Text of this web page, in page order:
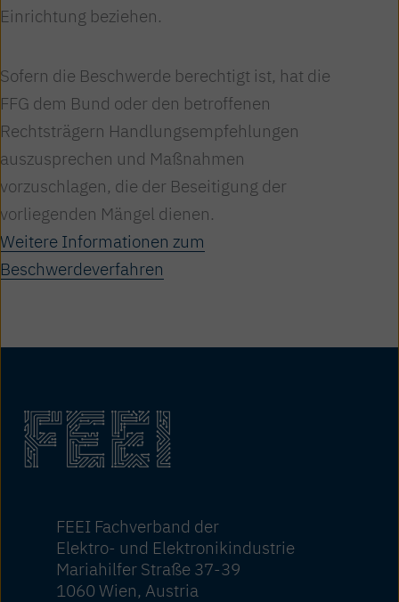
Einrichtung beziehen.
Sofern die Beschwerde berechtigt ist, hat die
FFG dem Bund oder den betroffenen
Rechtsträgern Handlungsempfehlungen
auszusprechen und Maßnahmen
vorzuschlagen, die der Beseitigung der
vorliegenden Mängel dienen.
Weitere Informationen zum
Beschwerdeverfahren
FEEI Fachverband der
Elektro- und Elektronikindustrie
Mariahilfer Straße 37-39
1060 Wien, Austria